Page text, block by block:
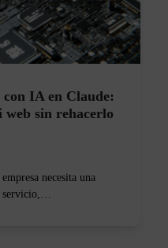
IA en Claude:
sin rehacerlo
necesita una
servicio,…